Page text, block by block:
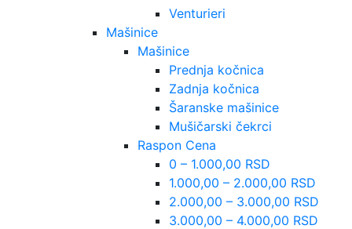
Venturieri
Mašinice
Mašinice
Prednja kočnica
Zadnja kočnica
Šaranske mašinice
Mušičarski čekrci
Raspon Cena
0 – 1.000,00 RSD
1.000,00 – 2.000,00 RSD
2.000,00 – 3.000,00 RSD
3.000,00 – 4.000,00 RSD